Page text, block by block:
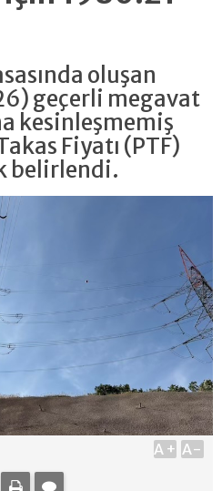
oluşan
geçerli megavat
kesinleşmemiş
Fiyatı (PTF)
belirlendi.
A+ A-